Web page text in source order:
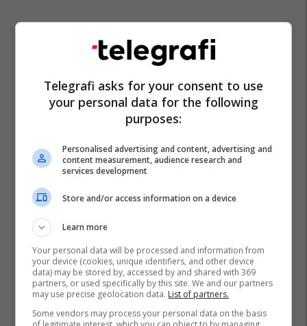
Telegrafi asks for your consent to use
your personal data for the following
purposes:
Personalised advertising and content, advertising and
content measurement, audience research and
services development
Store and/or access information on a device
Learn more
Your personal data will be processed and information from
your device (cookies, unique identifiers, and other device
data) may be stored by, accessed by and shared with 369
partners, or used specifically by this site. We and our partners
may use precise geolocation data. List of partners.
Some vendors may process your personal data on the basis